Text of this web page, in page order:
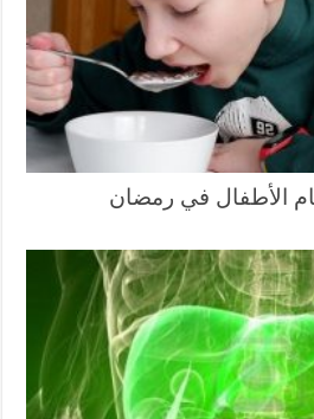
الأطفال في رمضان